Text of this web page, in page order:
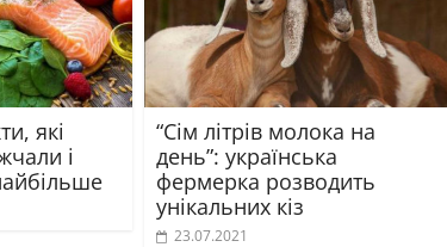
які
і
“Сім літрів молока на
день”: українська
фермерка розводить
унікальних кіз
23.07.2021